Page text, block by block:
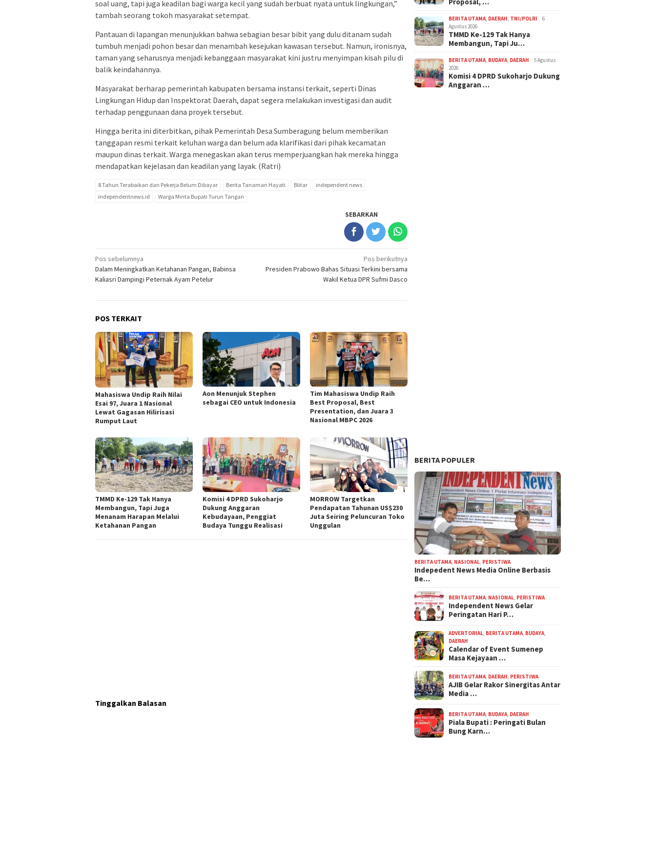
soal uang, tapi juga keadilan bagi warga kecil yang sudah berbuat nyata untuk lingkungan,”
tambah seorang tokoh masyarakat setempat.
Pantauan di lapangan menunjukkan bahwa sebagian besar bibit yang dulu ditanam sudah
tumbuh menjadi pohon besar dan menambah kesejukan kawasan tersebut. Namun, ironisnya,
taman yang seharusnya menjadi kebanggaan masyarakat kini justru menyimpan kisah pilu di
balik keindahannya.
Masyarakat berharap pemerintah kabupaten bersama instansi terkait, seperti Dinas
Lingkungan Hidup dan Inspektorat Daerah, dapat segera melakukan investigasi dan audit
terhadap penggunaan dana proyek tersebut.
Hingga berita ini diterbitkan, pihak Pemerintah Desa Sumberagung belum memberikan
tanggapan resmi terkait keluhan warga dan belum ada klarifikasi dari pihak kecamatan
maupun dinas terkait. Warga menegaskan akan terus memperjuangkan hak mereka hingga
mendapatkan kejelasan dan keadilan yang layak. (Ratri)
8 Tahun Terabaikan dan Pekerja Belum Dibayar Berita Tanaman Hayati Blitar
independent news
independentnews.id
Warga Minta Bupati Turun Tangan
SEBARKAN
Navigasi
pos
Pos sebelumnya
Dalam Meningkatkan Ketahanan Pangan, Babinsa
Kaliasri Dampingi Peternak Ayam Petelur
Pos berikutnya
Presiden Prabowo Bahas Situasi Terkini bersama
Wakil Ketua DPR Sufmi Dasco
POS TERKAIT
Mahasiswa Undip Raih Nilai
Esai 97, Juara 1 Nasional
Lewat Gagasan Hilirisasi
Rumput Laut
Aon Menunjuk Stephen
sebagai CEO untuk Indonesia
Tim Mahasiswa Undip Raih
Best Proposal, Best
Presentation, dan Juara 3
Nasional MBPC 2026
TMMD Ke-129 Tak Hanya
Membangun, Tapi Juga
Menanam Harapan Melalui
Ketahanan Pangan
Komisi 4 DPRD Sukoharjo
Dukung Anggaran
Kebudayaan, Penggiat
Budaya Tunggu Realisasi
MORROW Targetkan
Pendapatan Tahunan US$230
Juta Seiring Peluncuran Toko
Unggulan
Tinggalkan Balasan
BERITA UTAMA DAERAH TNI/POLRI
6
Agustus 2026
TMMD Ke-129 Tak Hanya
Membangun, Tapi Ju…
BERITA UTAMA BUDAYA DAERAH
5 Agustus
2026
Komisi 4 DPRD Sukoharjo Dukung
Anggaran …
BERITA POPULER
BERITA UTAMA NASIONAL PERISTIWA
Indepedent News Media Online Berbasis
Be…
BERITA UTAMA NASIONAL PERISTIWA
Independent News Gelar
Peringatan Hari P…
ADVERTORIAL BERITA UTAMA BUDAYA
DAERAH
Calendar of Event Sumenep
Masa Kejayaan …
BERITA UTAMA DAERAH PERISTIWA
AJIB Gelar Rakor Sinergitas Antar
Media …
BERITA UTAMA BUDAYA DAERAH
Piala Bupati : Peringati Bulan
Bung Karn…